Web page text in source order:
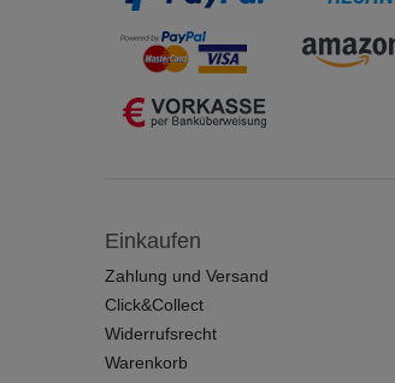
Einkaufen
Zahlung und Versand
Click&Collect
Widerrufsrecht
Warenkorb